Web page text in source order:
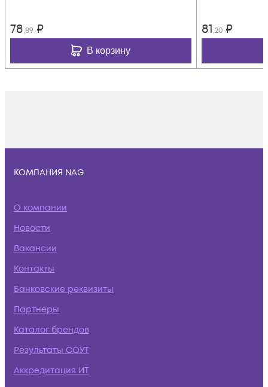
78,89 ₽
В корзину
81,20 ₽
КОМПАНИЯ NAG
О компании
Новости
Вакансии
Контакты
Банковские реквизиты
Партнеры
Каталог брендов
Результаты СОУТ
Аккредитация ИТ